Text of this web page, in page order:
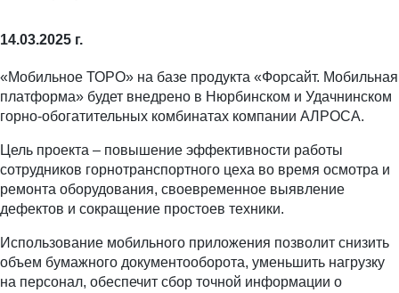
14.03.2025 г.
«Мобильное ТОРО» на базе продукта «Форсайт. Мобильная
платформа» будет внедрено в Нюрбинском и Удачнинском
горно-обогатительных комбинатах компании АЛРОСА.
Цель проекта – повышение эффективности работы
сотрудников горнотранспортного цеха во время осмотра и
ремонта оборудования, своевременное выявление
дефектов и сокращение простоев техники.
Использование мобильного приложения позволит снизить
объем бумажного документооборота, уменьшить нагрузку
на персонал, обеспечит сбор точной информации о